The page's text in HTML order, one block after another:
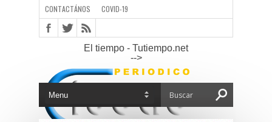
CONTACTÁNOS COVID-19
El tiempo - Tutiempo.net
-->